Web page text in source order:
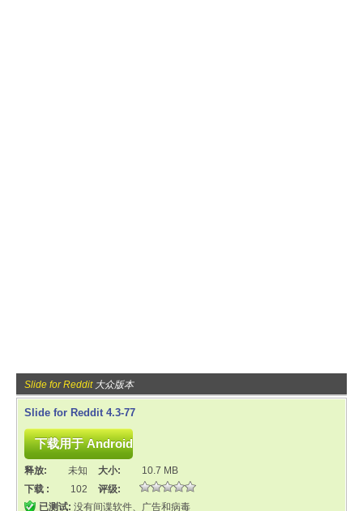
Slide for Reddit大众版本
Slide for Reddit 4.3-77
释放: 未知 大小:
10.7 MB
下载 :
102
评级:
已测试: 没有间谍软件、广告和病毒